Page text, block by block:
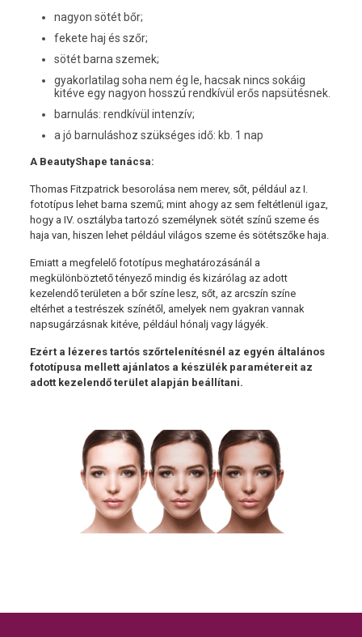
nagyon sötét bőr;
fekete haj és szőr;
sötét barna szemek;
gyakorlatilag soha nem ég le, hacsak nincs sokáig
kitéve egy nagyon hosszú rendkívül erős napsütésnek.
barnulás: rendkívül intenzív;
a jó barnuláshoz szükséges idő: kb. 1 nap
A BeautyShape tanácsa:
Thomas Fitzpatrick besorolása nem merev, sőt, például az I.
fototípus lehet barna szemű; mint ahogy az sem feltétlenül igaz,
hogy a IV. osztályba tartozó személynek sötét színű szeme és
haja van, hiszen lehet például világos szeme és sötétszőke haja.
Emiatt a megfelelő fototípus meghatározásánál a
megkülönböztető tényező mindig és kizárólag az adott
kezelendő területen a bőr színe lesz, sőt, az arcszín színe
eltérhet a testrészek színétől, amelyek nem gyakran vannak
napsugárzásnak kitéve, például hónalj vagy lágyék.
Ezért a lézeres tartós szőrtelenítésnél az egyén általános
fototípusa mellett ajánlatos a készülék paramétereit az
adott kezelendő terület alapján beállítani.